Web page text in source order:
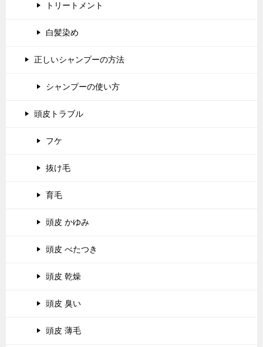
トリートメント
白髪染め
正しいシャンプーの方法
シャンプーの使い方
頭皮トラブル
フケ
抜け毛
育毛
頭皮 かゆみ
頭皮 べたつき
頭皮 乾燥
頭皮 臭い
頭皮 薄毛